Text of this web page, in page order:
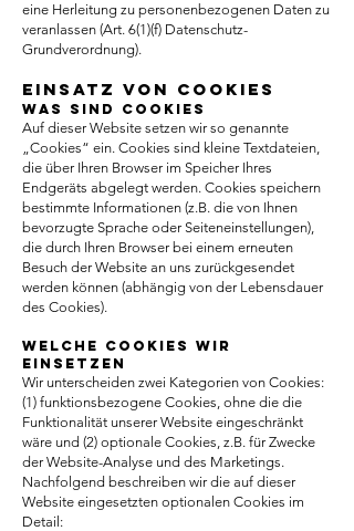
eine Herleitung zu personenbezogenen Daten zu
veranlassen (Art. 6(1)(f) Datenschutz-
Grundverordnung).
Einsatz von Cookies
Was sind Cookies
Auf dieser Website setzen wir so genannte
„Cookies“ ein. Cookies sind kleine Textdateien,
die über Ihren Browser im Speicher Ihres
Endgeräts abgelegt werden. Cookies speichern
bestimmte Informationen (z.B. die von Ihnen
bevorzugte Sprache oder Seiteneinstellungen),
die durch Ihren Browser bei einem erneuten
Besuch der Website an uns zurückgesendet
werden können (abhängig von der Lebensdauer
des Cookies).
Welche Cookies wir
einsetzen
Wir unterscheiden zwei Kategorien von Cookies:
(1) funktionsbezogene Cookies, ohne die die
Funktionalität unserer Website eingeschränkt
wäre und (2) optionale Cookies, z.B. für Zwecke
der Website-Analyse und des Marketings.
Nachfolgend beschreiben wir die auf dieser
Website eingesetzten optionalen Cookies im
Detail: